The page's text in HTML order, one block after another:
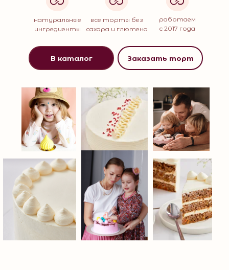
натуральные
ингредиенты
все торты без
сахара и глютена
работаем
с 2017 года
В каталог Заказать торт